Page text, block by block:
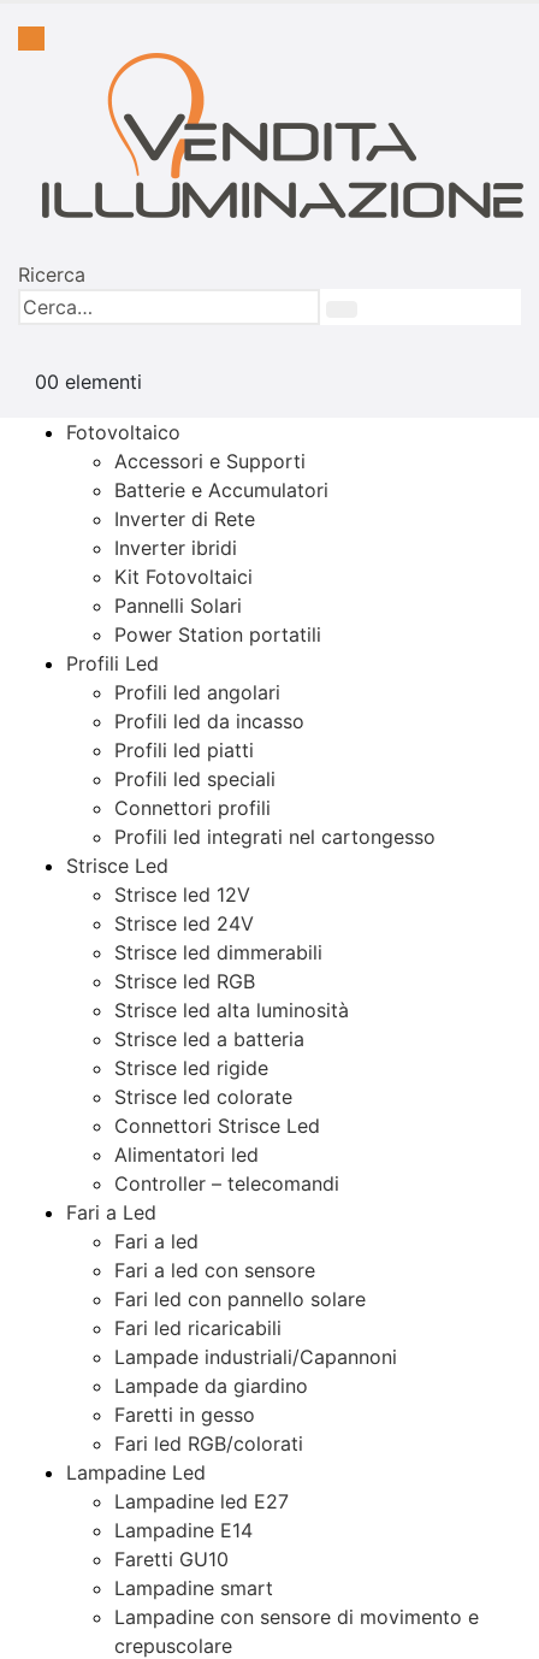
Ricerca
00 elementi
Fotovoltaico
Accessori e Supporti
Batterie e Accumulatori
Inverter di Rete
Inverter ibridi
Kit Fotovoltaici
Pannelli Solari
Power Station portatili
Profili Led
Profili led angolari
Profili led da incasso
Profili led piatti
Profili led speciali
Connettori profili
Profili led integrati nel cartongesso
Strisce Led
Strisce led 12V
Strisce led 24V
Strisce led dimmerabili
Strisce led RGB
Strisce led alta luminosità
Strisce led a batteria
Strisce led rigide
Strisce led colorate
Connettori Strisce Led
Alimentatori led
Controller – telecomandi
Fari a Led
Fari a led
Fari a led con sensore
Fari led con pannello solare
Fari led ricaricabili
Lampade industriali/Capannoni
Lampade da giardino
Faretti in gesso
Fari led RGB/colorati
Lampadine Led
Lampadine led E27
Lampadine E14
Faretti GU10
Lampadine smart
Lampadine con sensore di movimento e
crepuscolare